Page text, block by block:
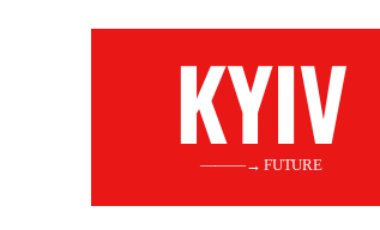
KYIV
———→ FUTURE